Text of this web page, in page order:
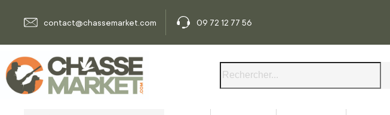
contact@chassemarket.com
09 72 12 77 56